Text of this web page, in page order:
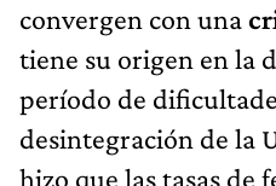
convergen con una
tiene su origen en la
período de
desintegración de la
hizo que las tasas de